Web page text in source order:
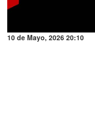
10 de Mayo, 2026 20:10